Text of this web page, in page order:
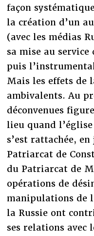
façon
la création d’un
(avec les médias
sa mise au
puis
Mais les effets de
ambivalents. Au
déconvenues
lieu quand
s’est rattachée,
Patriarcat de
du Patriarcat de
opérations de
manipulations de
la Russie ont
ses relations avec